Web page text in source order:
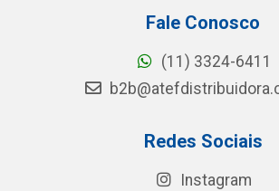
Fale Conosco
(11) 3324-6411
Redes Sociais
Instagram